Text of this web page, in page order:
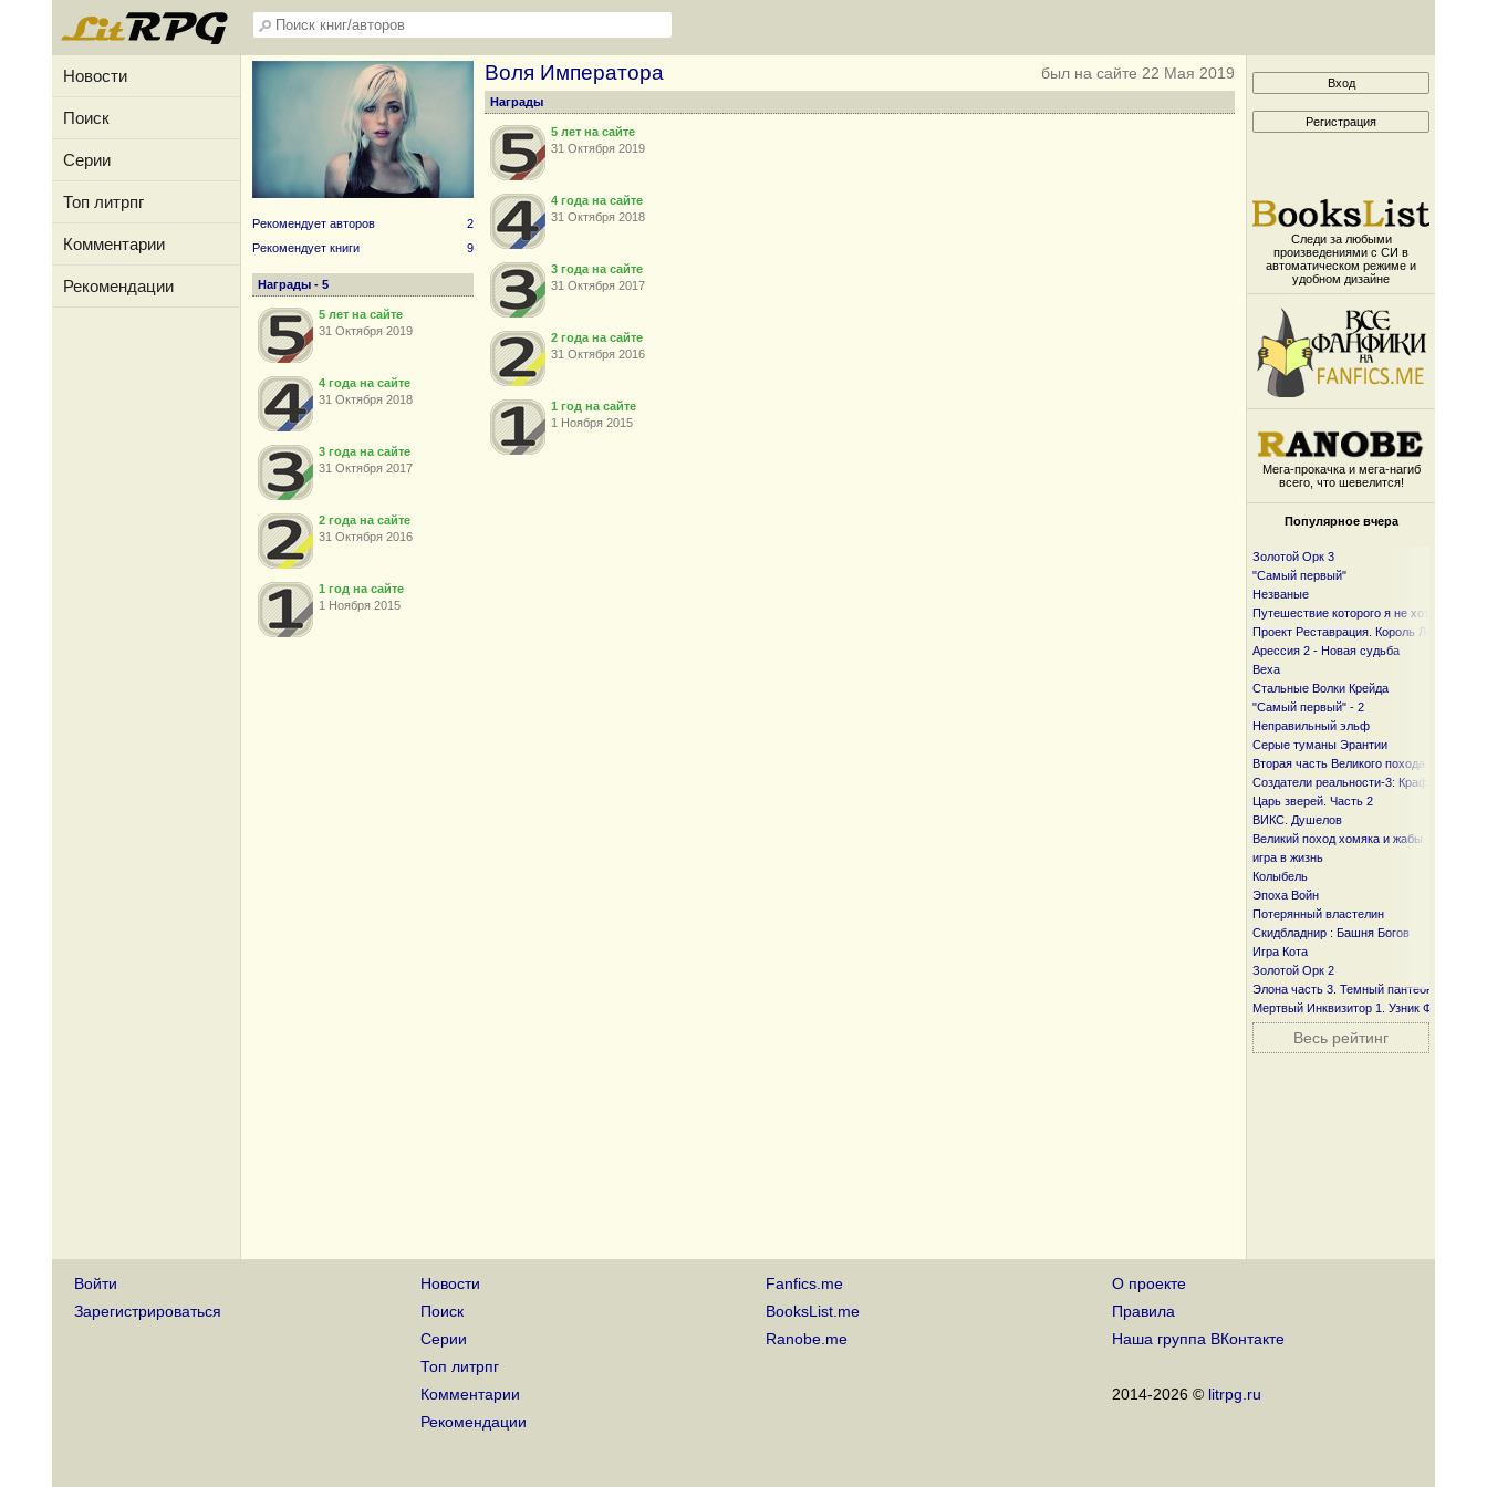
Новости
Поиск
Серии
Топ литрпг
Комментарии
Рекомендации
Рекомендует авторов
2
Рекомендует книги
9
Награды - 5
5 лет на сайте
31 Октября 2019
4 года на сайте
31 Октября 2018
3 года на сайте
31 Октября 2017
2 года на сайте
31 Октября 2016
1 год на сайте
1 Ноября 2015
Воля Императора был на сайте 22 Мая 2019
Награды
5 лет на сайте
31 Октября 2019
4 года на сайте
31 Октября 2018
3 года на сайте
31 Октября 2017
2 года на сайте
31 Октября 2016
1 год на сайте
1 Ноября 2015
Следи за любыми
произведениями с СИ в
автоматическом режиме и
удобном дизайне
Мега-прокачка и мега-нагиб
всего, что шевелится!
Популярное вчера
Золотой Орк 3
"Самый первый"
Незваные
Путешествие которого я не хотел
Проект Реставрация. Король Лесов.
Арессия 2 - Новая судьба
Веха
Стальные Волки Крейда
"Самый первый" - 2
Неправильный эльф
Серые туманы Эрантии
Вторая часть Великого похода. От
Создатели реальности-3: Крафтер
Царь зверей. Часть 2
ВИКС. Душелов
Великий поход хомяка и жабы
игра в жизнь
Колыбель
Эпоха Войн
Потерянный властелин
Скидбладнир : Башня Богов
Игра Кота
Золотой Орк 2
Элона часть 3. Темный пантеон
Мертвый Инквизитор 1. Узник Фанмира
Весь рейтинг
Войти
Зарегистрироваться
Новости
Поиск
Серии
Топ литрпг
Комментарии
Рекомендации
Fanfics.me
BooksList.me
Ranobe.me
О проекте
Правила
Наша группа ВКонтакте
2014-2026 © litrpg.ru